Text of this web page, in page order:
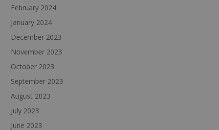
February 2024
January 2024
December 2023
November 2023
October 2023
September 2023
August 2023
July 2023
June 2023